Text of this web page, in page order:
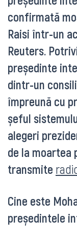
confirmată
Raisi într-un
Reuters.
președinte
dintr-un
împreună cu
șeful
alegeri
de la moartea
transmite
Cine este
președintele